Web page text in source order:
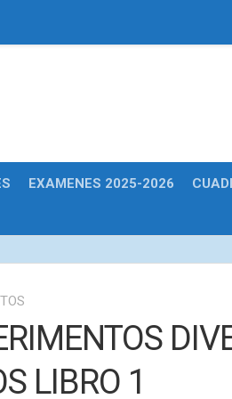
EXAMENES 2025-2026
LIBRO 1